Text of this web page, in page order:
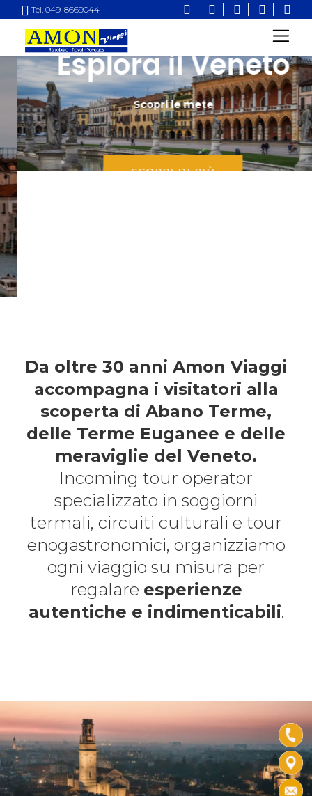
Tel. 049-8669044
Esplora il Veneto
Scopri le mete
SCOPRI DI PIÙ
Da oltre 30 anni Amon Viaggi
accompagna i visitatori alla
scoperta di Abano Terme,
delle Terme Euganee e delle
meraviglie del Veneto.
Incoming tour operator
specializzato in soggiorni
termali, circuiti culturali e tour
enogastronomici, organizziamo
ogni viaggio su misura per
regalare esperienze
autentiche e indimenticabili.